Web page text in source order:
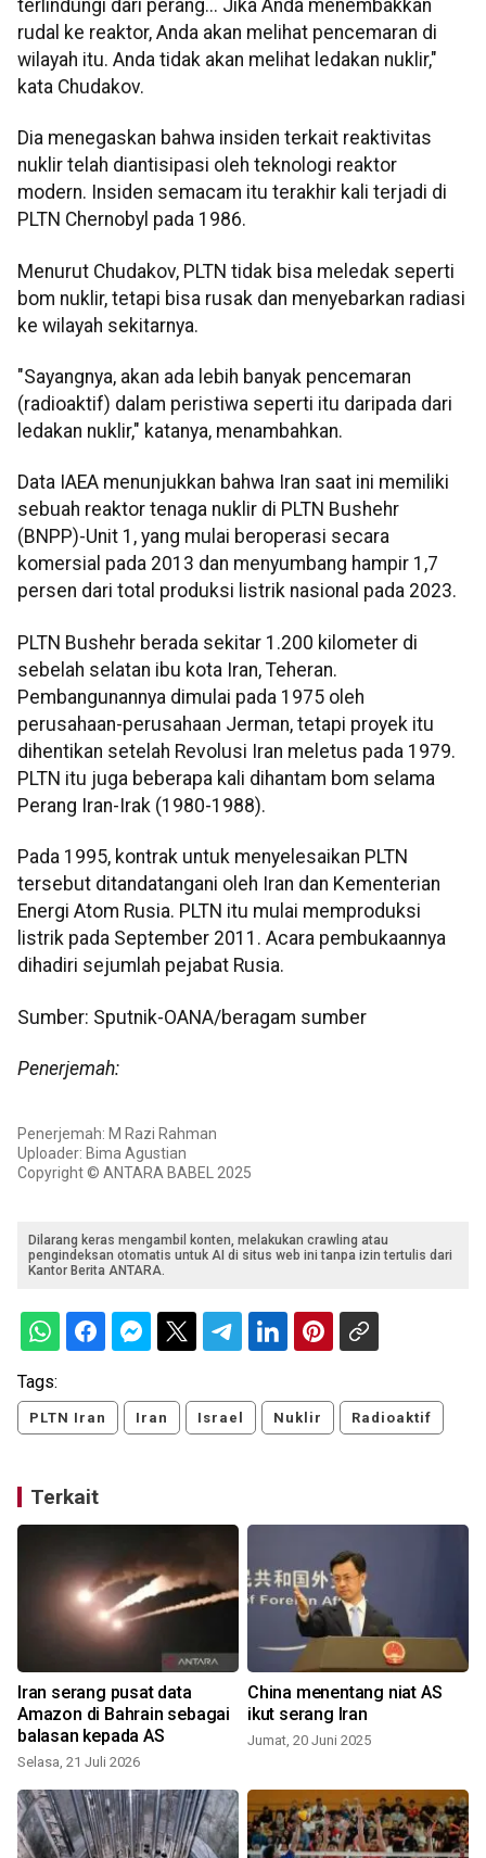
terlindungi dari perang... Jika Anda menembakkan
rudal ke reaktor, Anda akan melihat pencemaran di
wilayah itu. Anda tidak akan melihat ledakan nuklir,"
kata Chudakov.
Dia menegaskan bahwa insiden terkait reaktivitas
nuklir telah diantisipasi oleh teknologi reaktor
modern. Insiden semacam itu terakhir kali terjadi di
PLTN Chernobyl pada 1986.
Menurut Chudakov, PLTN tidak bisa meledak seperti
bom nuklir, tetapi bisa rusak dan menyebarkan radiasi
ke wilayah sekitarnya.
"Sayangnya, akan ada lebih banyak pencemaran
(radioaktif) dalam peristiwa seperti itu daripada dari
ledakan nuklir," katanya, menambahkan.
Data IAEA menunjukkan bahwa Iran saat ini memiliki
sebuah reaktor tenaga nuklir di PLTN Bushehr
(BNPP)-Unit 1, yang mulai beroperasi secara
komersial pada 2013 dan menyumbang hampir 1,7
persen dari total produksi listrik nasional pada 2023.
PLTN Bushehr berada sekitar 1.200 kilometer di
sebelah selatan ibu kota Iran, Teheran.
Pembangunannya dimulai pada 1975 oleh
perusahaan-perusahaan Jerman, tetapi proyek itu
dihentikan setelah Revolusi Iran meletus pada 1979.
PLTN itu juga beberapa kali dihantam bom selama
Perang Iran-Irak (1980-1988).
Pada 1995, kontrak untuk menyelesaikan PLTN
tersebut ditandatangani oleh Iran dan Kementerian
Energi Atom Rusia. PLTN itu mulai memproduksi
listrik pada September 2011. Acara pembukaannya
dihadiri sejumlah pejabat Rusia.
Sumber: Sputnik-OANA/beragam sumber
Penerjemah:
Penerjemah: M Razi Rahman
Uploader: Bima Agustian
Copyright © ANTARA BABEL 2025
Dilarang keras mengambil konten, melakukan crawling atau
pengindeksan otomatis untuk AI di situs web ini tanpa izin tertulis dari
Kantor Berita ANTARA.
Tags:
PLTN Iran Iran Israel Nuklir Radioaktif
Terkait
Iran serang pusat data
Amazon di Bahrain sebagai
balasan kepada AS
Selasa, 21 Juli 2026
China menentang niat AS
ikut serang Iran
Jumat, 20 Juni 2025